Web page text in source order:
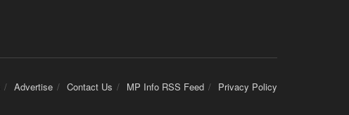
Advertise Contact Us MP Info RSS Feed Privacy Policy